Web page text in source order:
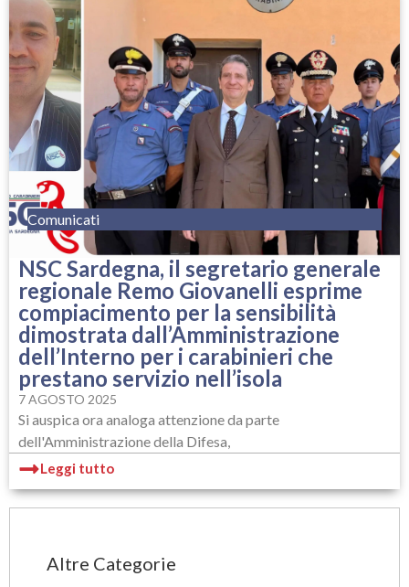
Comunicati
NSC Sardegna, il segretario generale
regionale Remo Giovanelli esprime
compiacimento per la sensibilità
dimostrata dall’Amministrazione
dell’Interno per i carabinieri che
prestano servizio nell’isola
7 AGOSTO 2025
Si auspica ora analoga attenzione da parte
dell'Amministrazione della Difesa,
Leggi tutto
Altre Categorie